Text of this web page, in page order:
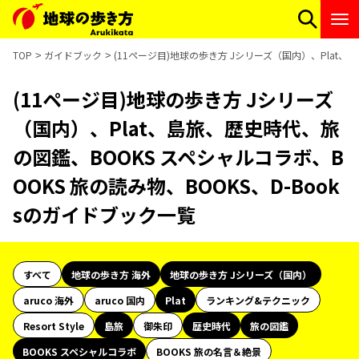
TOP ガイドブック (11ページ目)地球の歩き方 Jシリーズ（国内）、Plat、
(11ページ目)地球の歩き方 Jシリーズ
（国内）、Plat、島旅、歴史時代、旅
の図鑑、BOOKS スペシャルコラボ、B
OOKS 旅の読み物、BOOKS、D-Book
sのガイドブック一覧
すべて 地球の歩き方 海外
地球の歩き方 Jシリーズ（国内）
aruco 海外
aruco 国内 Plat
ランキング&テクニック
Resort Style
島旅 御朱印 歴史時代
旅の図鑑
BOOKS スペシャルコラボ
BOOKS 旅の名言＆絶景